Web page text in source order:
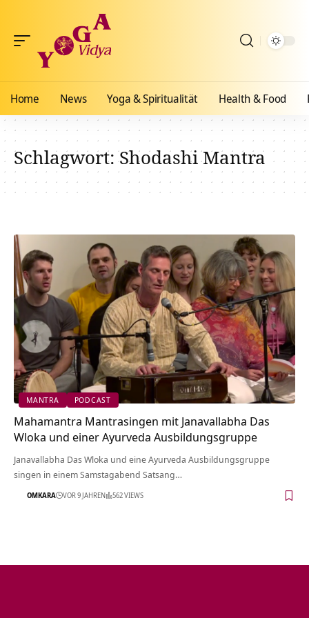
Home News Yoga & Spiritualität Health & Food
Schlagwort:Shodashi Mantra
MANTRA PODCAST
Mahamantra Mantrasingen mit Janavallabha Das
Wloka und einer Ayurveda Ausbildungsgruppe
Janavallabha Das Wloka und eine Ayurveda Ausbildungsgruppe
singen in einem Samstagabend Satsang…
OMKARA VOR 9 JAHREN 562 VIEWS